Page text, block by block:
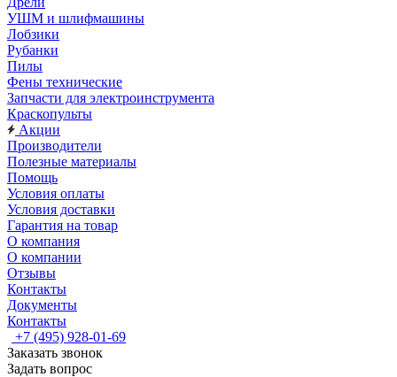
УШМ и шлифмашины
Лобзики
Рубанки
Пилы
Фены технические
Запчасти для электроинструмента
Краскопульты
Акции
Производители
Полезные материалы
Помощь
Условия оплаты
Условия доставки
Гарантия на товар
О компания
О компании
Отзывы
Контакты
Документы
Контакты
+7 (495) 928-01-69
Заказать звонок
Задать вопрос